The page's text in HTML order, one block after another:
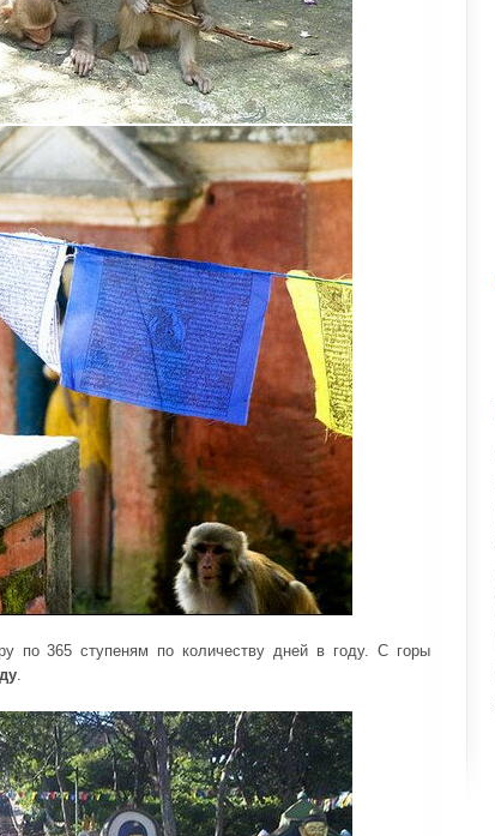
по 365 ступеням по количеству дней в году. С горы
.